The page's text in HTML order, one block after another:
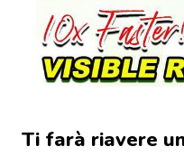
Ti farà riavere